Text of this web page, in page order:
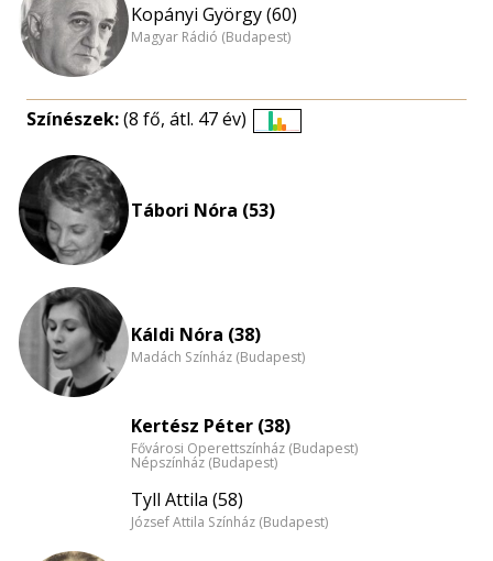
Kopányi György (60)
Magyar Rádió (Budapest)
Színészek:(8 fő, átl. 47 év)
Tábori Nóra (53)
Káldi Nóra (38)
Madách Színház (Budapest)
Kertész Péter (38)
Fővárosi Operettszínház (Budapest)
Népszínház (Budapest)
Tyll Attila (58)
József Attila Színház (Budapest)